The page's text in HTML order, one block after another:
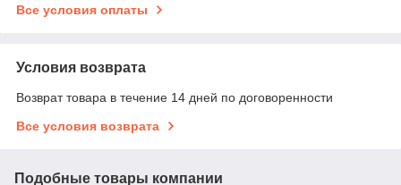
Все условия оплаты
Условия возврата
Возврат товара в течение 14 дней по договоренности
Все условия возврата
Подобные товары компании